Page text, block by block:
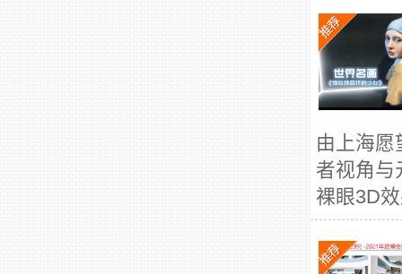
由上海
者视角与
裸眼3D